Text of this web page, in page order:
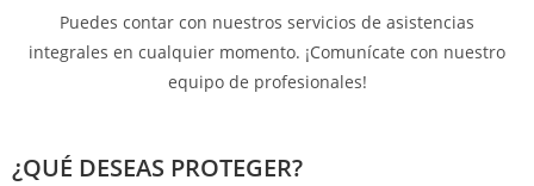
Puedes contar con nuestros servicios de asistencias
integrales en cualquier momento. ¡Comunícate con nuestro
equipo de profesionales!
¿QUÉ DESEAS PROTEGER?